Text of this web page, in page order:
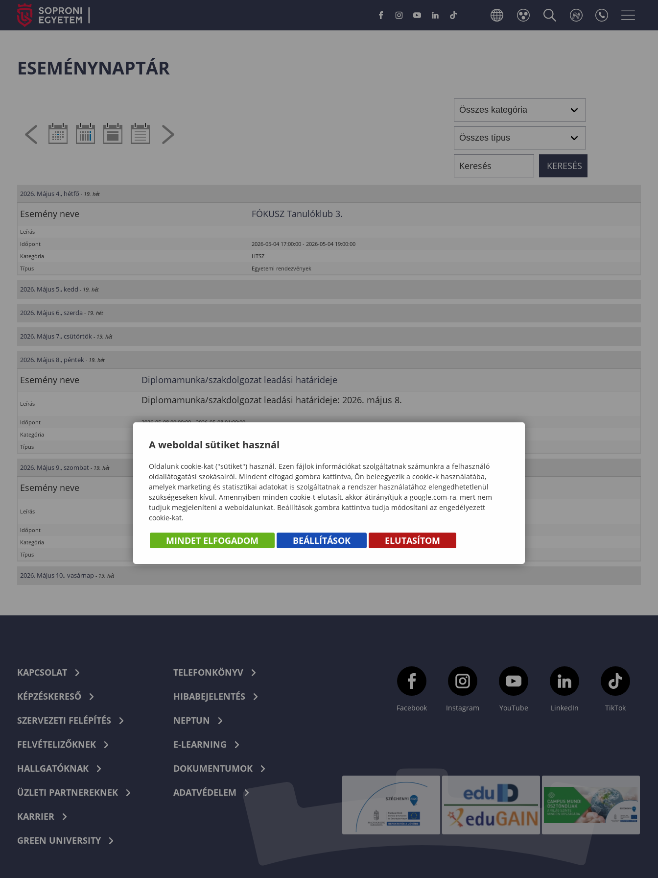
ESEMÉNYNAPTÁR
2026. Május 4., hétfő - 19. hét
Esemény neve FÓKUSZ Tanulóklub 3.
Leírás
Időpont
2026-05-04 17:00:00 - 2026-05-04 19:00:00
Kategória
HTSZ
Típus
Egyetemi rendezvények
2026. Május 5., kedd - 19. hét
2026. Május 6., szerda - 19. hét
2026. Május 7., csütörtök - 19. hét
2026. Május 8., péntek - 19. hét
Esemény neve Diplomamunka/szakdolgozat leadási határideje
Leírás Diplomamunka/szakdolgozat leadási határideje: 2026. május 8.
Időpont
2026-05-08 00:00:00 - 2026-05-08 01:00:00
Kategória
Típus
Tanulmányi rend
2026. Május 9., szombat - 19. hét
Esemény neve Valétálás
Leírás Valétálás: 2026. május 9.
Időpont
Kategória
Faipari Mérnöki és Kreatívipari Kar
Típus
2026. Május 10., vasárnap - 19. hét
KAPCSOLAT
KÉPZÉSKERESŐ
SZERVEZETI FELÉPÍTÉS
FELVÉTELIZŐKNEK
HALLGATÓKNAK
ÜZLETI PARTNEREKNEK
KARRIER
GREEN UNIVERSITY
TELEFONKÖNYV
HIBABEJELENTÉS
NEPTUN
E-LEARNING
DOKUMENTUMOK
ADATVÉDELEM
Facebook Instagram YouTube LinkedIn TikTok
A weboldal sütiket használ
Oldalunk cookie-kat ("sütiket") használ. Ezen fájlok információkat szolgáltatnak számunkra a felhasználó
oldallátogatási szokásairól. Mindent elfogad gombra kattintva, Ön beleegyezik a cookie-k használatába,
amelyek marketing és statisztikai adatokat is szolgáltatnak a rendszer használatához elengedhetetlenül
szükségeseken kívül. Amennyiben minden cookie-t elutasít, akkor átirányítjuk a google.com-ra, mert nem
tudjuk megjeleníteni a weboldalunkat. Beállítások gombra kattintva tudja módosítani az engedélyezett
cookie-kat.
MINDET ELFOGADOM BEÁLLÍTÁSOK ELUTASÍTOM